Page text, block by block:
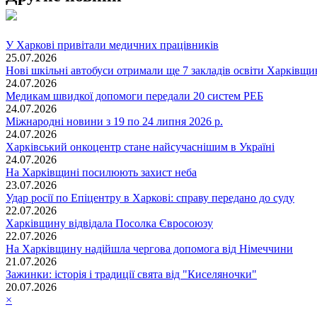
У Харкові привітали медичних працівників
25.07.2026
Нові шкільні автобуси отримали ще 7 закладів освіти
24.07.2026
Медикам швидкої допомоги передали 20 систем РЕБ
24.07.2026
Міжнародні новини з 19 по 24 липня 2026 р.
24.07.2026
Харківський онкоцентр стане найсучаснішим в Україні
24.07.2026
На Харківщині посилюють захист неба
23.07.2026
Удар росії по Епіцентру в Харкові: справу передано до суду
22.07.2026
Харківщину відвідала Посолка Євросоюзу
22.07.2026
На Харківщину надійшла чергова допомога від Німеччини
21.07.2026
Зажинки: історія і традиції свята від "Киселяночки"
20.07.2026
×